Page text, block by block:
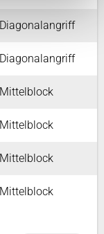
Diagonalangriff
Diagonalangriff
Mittelblock
Mittelblock
Mittelblock
Mittelblock